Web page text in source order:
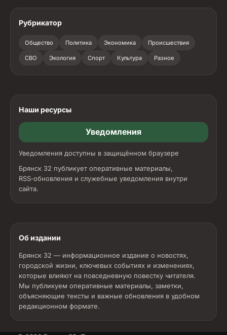
Рубрикатор
Общество Политика Экономика Происшествия
СВО Экология Спорт Культура Разное
Наши ресурсы
Уведомления
Уведомления доступны в защищённом браузере
Брянск 32 публикует оперативные материалы,
RSS‑обновления и служебные уведомления внутри
сайта.
Об издании
Брянск 32 — информационное издание о новостях,
городской жизни, ключевых событиях и изменениях,
которые влияют на повседневную повестку читателя.
Мы публикуем оперативные материалы, заметки,
объясняющие тексты и важные обновления в удобном
редакционном формате.